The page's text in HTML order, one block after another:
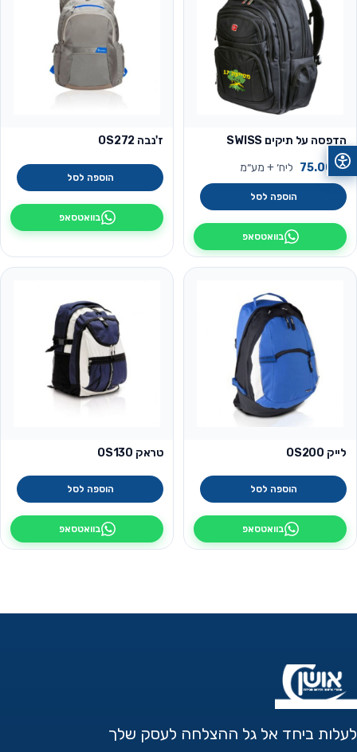
הדפסה על תיקים SWISS
75.00₪ ליח׳ + מע״מ
הוספה לסל
בוואטסאפ
ז'נבה OS272
הוספה לסל
בוואטסאפ
לייק OS200
הוספה לסל
בוואטסאפ
טראק OS130
הוספה לסל
בוואטסאפ
לעלות ביחד אל גל ההצלחה לעסק שלך